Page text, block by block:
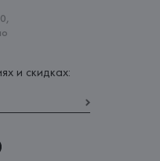
и скидках: